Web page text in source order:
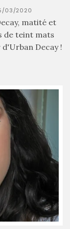
03/2020
matité et
de teint mats
Decay !